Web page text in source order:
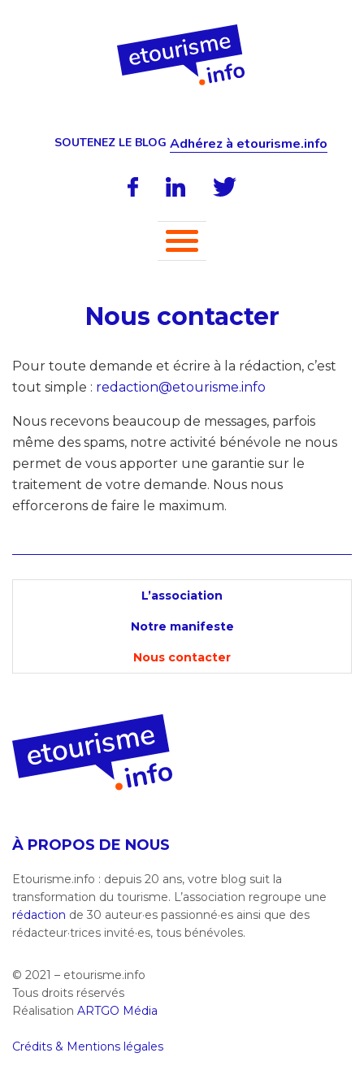
SOUTENEZ LE BLOG Adhérez à etourisme.info
Nous contacter
Pour toute demande et écrire à la rédaction, c’est
tout simple : redaction@etourisme.info
Nous recevons beaucoup de messages, parfois
même des spams, notre activité bénévole ne nous
permet de vous apporter une garantie sur le
traitement de votre demande. Nous nous
efforcerons de faire le maximum.
L’association
Notre manifeste
Nous contacter
À PROPOS DE NOUS
Etourisme.info : depuis 20 ans, votre blog suit la
transformation du tourisme. L’association regroupe une
rédaction de 30 auteur·es passionné·es ainsi que des
rédacteur·trices invité·es, tous bénévoles.
© 2021 – etourisme.info
Tous droits réservés
Réalisation ARTGO Média
Crédits & Mentions légales